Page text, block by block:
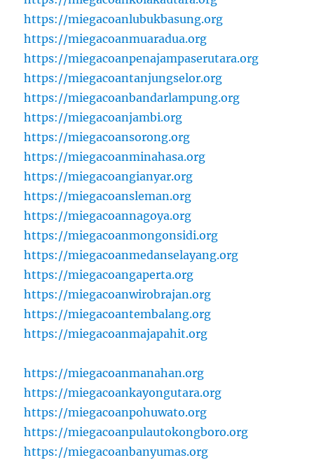
https://miegacoanlubukbasung.org
https://miegacoanmuaradua.org
https://miegacoanpenajampaserutara.org
https://miegacoantanjungselor.org
https://miegacoanbandarlampung.org
https://miegacoanjambi.org
https://miegacoansorong.org
https://miegacoanminahasa.org
https://miegacoangianyar.org
https://miegacoansleman.org
https://miegacoannagoya.org
https://miegacoanmongonsidi.org
https://miegacoanmedanselayang.org
https://miegacoangaperta.org
https://miegacoanwirobrajan.org
https://miegacoantembalang.org
https://miegacoanmajapahit.org
https://miegacoanmanahan.org
https://miegacoankayongutara.org
https://miegacoanpohuwato.org
https://miegacoanpulautokongboro.org
https://miegacoanbanyumas.org